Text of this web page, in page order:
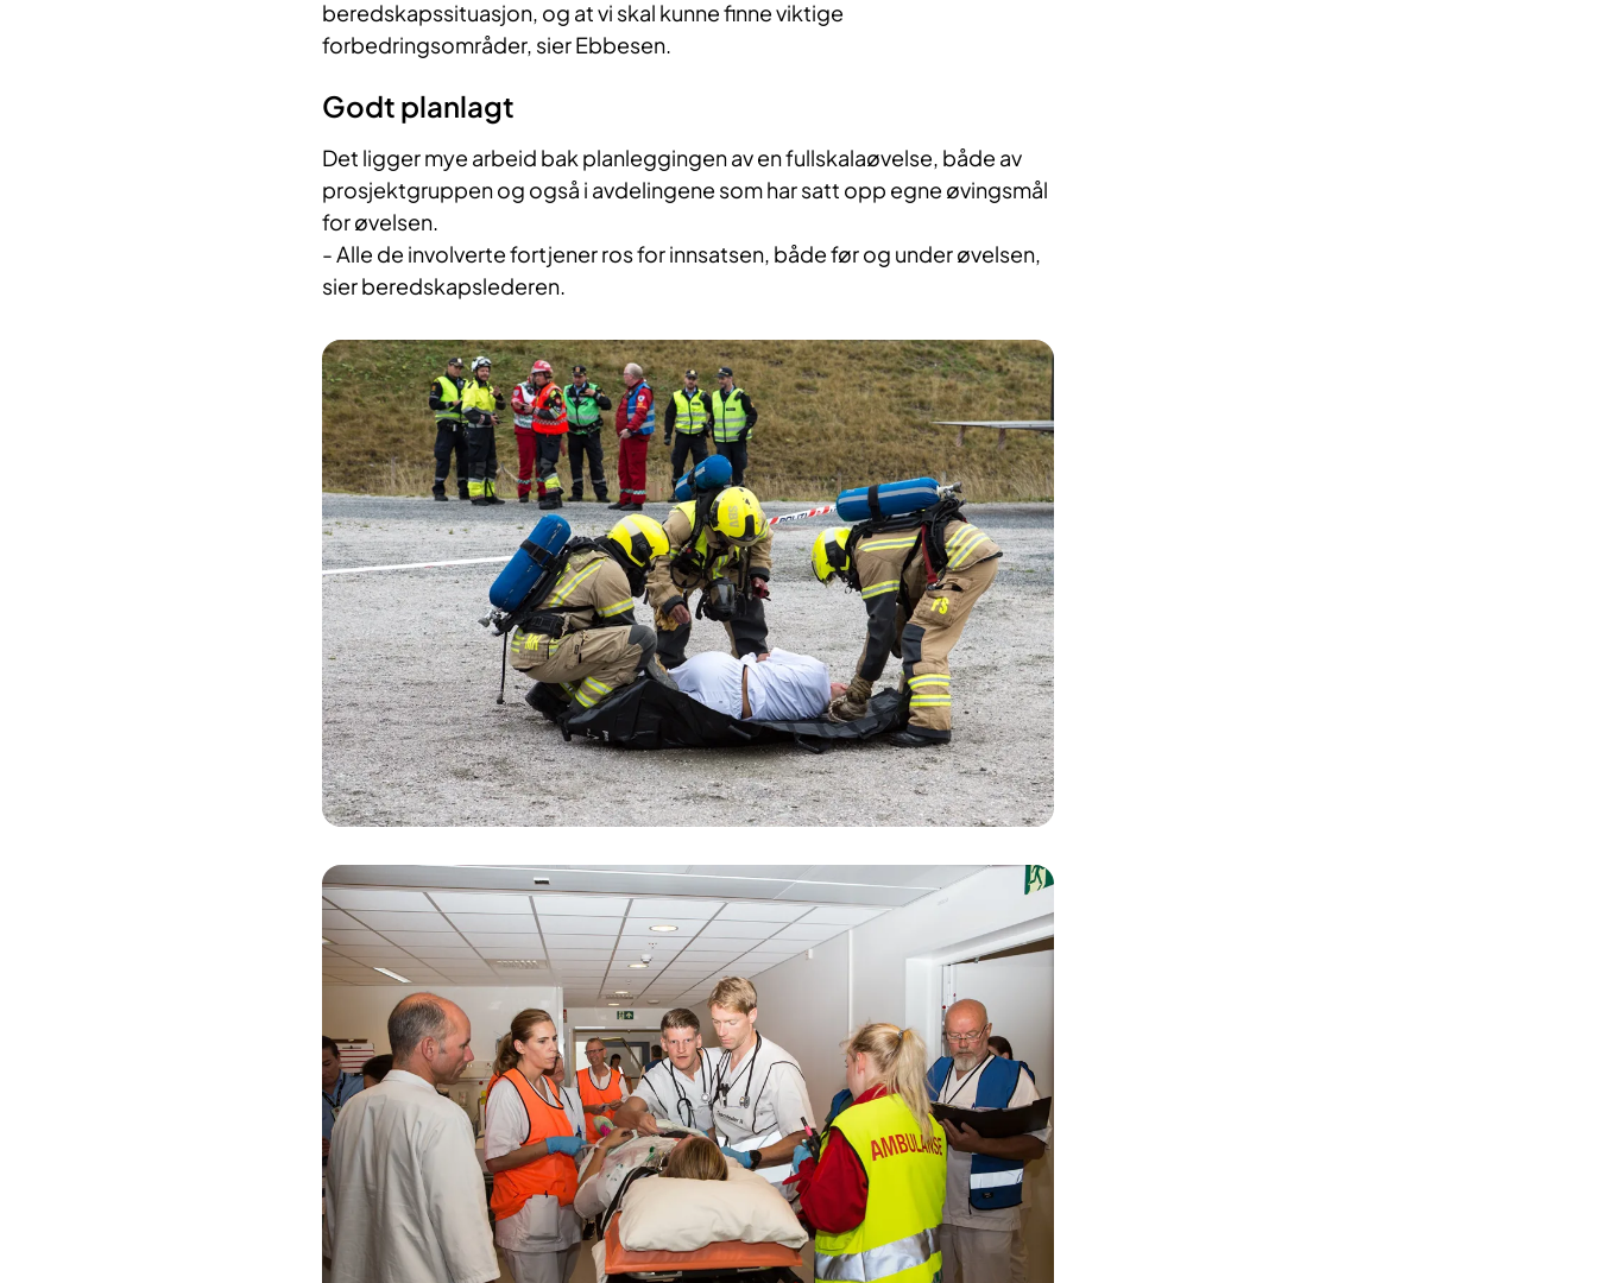
beredskapssituasjon, og at vi skal kunne finne viktige
forbedringsområder, sier Ebbesen.
Godt planlagt
Det ligger mye arbeid bak planleggingen av en fullskalaøvelse, både av
prosjektgruppen og også i avdelingene som har satt opp egne øvingsmål
for øvelsen.
- Alle de involverte fortjener ros for innsatsen, både før og under øvelsen,
sier beredskapslederen.